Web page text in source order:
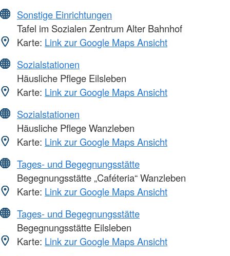
Sonstige Einrichtungen
Tafel im Sozialen Zentrum Alter Bahnhof
Karte: Link zur Google Maps Ansicht
Sozialstationen
Häusliche Pflege Eilsleben
Karte: Link zur Google Maps Ansicht
Sozialstationen
Häusliche Pflege Wanzleben
Karte: Link zur Google Maps Ansicht
Tages- und Begegnungsstätte
Begegnungsstätte „Caféteria“ Wanzleben
Karte: Link zur Google Maps Ansicht
Tages- und Begegnungsstätte
Begegnungsstätte Eilsleben
Karte: Link zur Google Maps Ansicht